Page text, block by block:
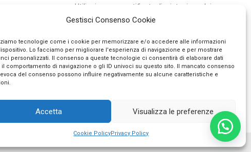
Gestisci Consenso Cookie
tecnologie come i cookie per memorizzare e/o accedere alle informazioni
Lo facciamo per migliorare l'esperienza di navigazione e per mostrare
personalizzati. Il consenso a queste tecnologie ci consentirà di elaborare dati
il comportamento di navigazione o gli ID univoci su questo sito. Il mancato consenso
del consenso possono influire negativamente su alcune caratteristiche e
Accetta Visualizza le preferenze
Cookie PolicyPrivacy Policy
con WhatsApp
sotto il prodotto
un
rispondiamo
Utilizziamo un certificato di criptazione dei
tuoi dati personali con chiave pubblica a
Questo vuol dire che nessuno può
intercettare e decifrare i tuoi dati qui,
qualunque essi siano.